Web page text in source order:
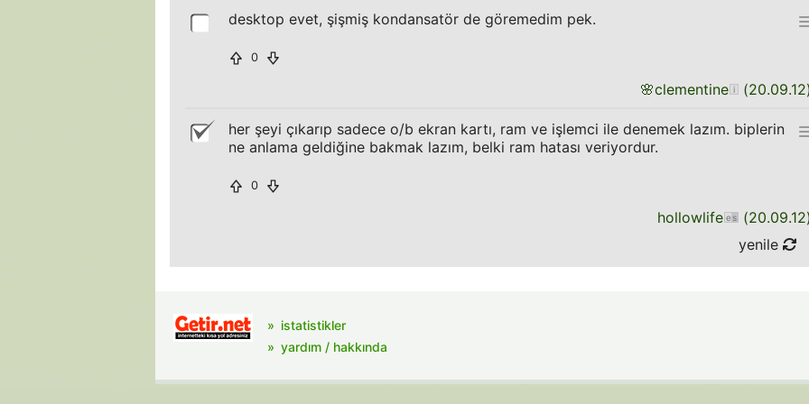
desktop evet, şişmiş kondansatör de göremedim pek.
0
🌸clementine (20.09.12
her şeyi çıkarıp sadece o/b ekran kartı, ram ve işlemci ile denemek lazım. biplerin
ne anlama geldiğine bakmak lazım, belki ram hatası veriyordur.
0
hollowlife (20.09.12
yenile
istatistikler
yardım / hakkında